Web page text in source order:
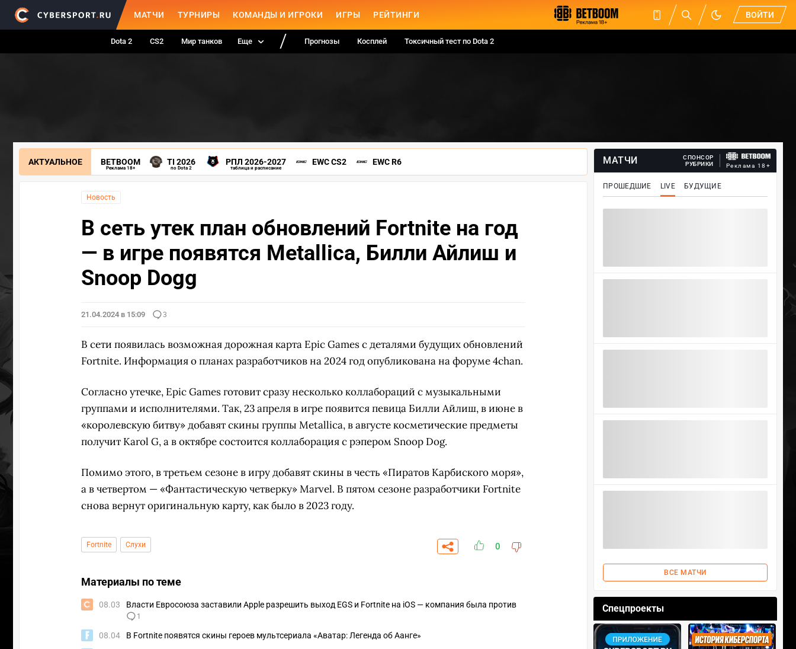
МАТЧИ ТУРНИРЫ КОМАНДЫ И ИГРОКИ ИГРЫ РЕЙТИНГИ ВОЙТИ
Dota 2 CS2 Мир танков Еще Прогнозы Косплей Токсичный тест по Dota 2
АКТУАЛЬНОЕ BETBOOM
Реклама 18+
TI 2026
по Dota 2
РПЛ 2026-2027
таблица и расписание
EWC CS2 EWC R6
Новость
В сеть утек план обновлений Fortnite на год
— в игре появятся Metallica, Билли Айлиш и
Snoop Dogg
21.04.2024 в 15:09 3
В сети появилась возможная дорожная карта Epic Games с деталями будущих обновлений
Fortnite. Информация о планах разработчиков на 2024 год опубликована на форуме 4chan.
Согласно утечке, Epic Games готовит сразу несколько коллабораций с музыкальными
группами и исполнителями. Так, 23 апреля в игре появится певица Билли Айлиш, в июне в
«королевскую битву» добавят скины группы Metallica, в августе косметические предметы
получит Karol G, а в октябре состоится коллаборация с рэпером Snoop Dog.
Помимо этого, в третьем сезоне в игру добавят скины в честь «Пиратов Карбиского моря»,
а в четвертом — «Фантастическую четверку» Marvel. В пятом сезоне разработчики Fortnite
снова вернут оригинальную карту, как было в 2023 году.
Fortnite Слухи 0
Материалы по теме
08.03 Власти Евросоюза заставили Apple разрешить выход EGS и Fortnite на iOS — компания была против
1
08.04
В Fortnite появятся скины героев мультсериала «Аватар: Легенда об Аанге»
МАТЧИ
СПОНСОР
РУБРИКИ
Реклама 18+
ПРОШЕДШИЕ LIVE БУДУЩИЕ
ВСЕ МАТЧИ
Спецпроекты